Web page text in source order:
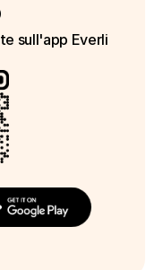
sull'app Everli